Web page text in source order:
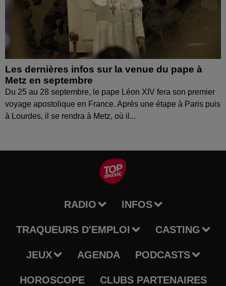
Les dernières infos sur la venue du pape à
Metz en septembre
Du 25 au 28 septembre, le pape Léon XIV fera son premier
voyage apostolique en France. Après une étape à Paris puis
à Lourdes, il se rendra à Metz, où il...
RADIO INFOS
TRAQUEURS D'EMPLOI CASTING
JEUX AGENDA PODCASTS
HOROSCOPE CLUBS PARTENAIRES